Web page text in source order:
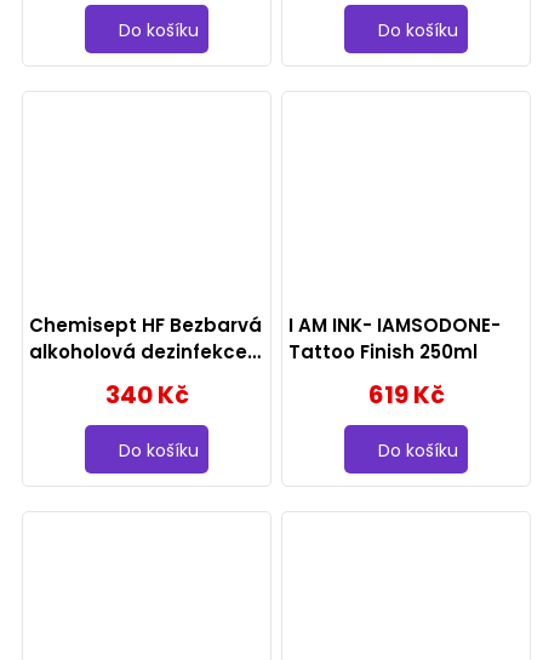
Do košíku Do košíku
Chemisept HF Bezbarvá
alkoholová dezinfekce
340 Kč
Do košíku
I AM INK- IAMSODONE-
Tattoo Finish 250ml
619 Kč
Do košíku